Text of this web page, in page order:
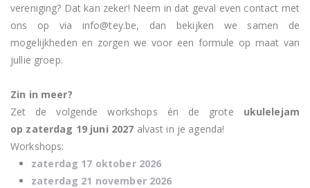
vereniging? Dat kan zeker! Neem in dat geval even contact met
ons op via info@tey.be, dan bekijken we samen de
mogelijkheden en zorgen we voor een formule op maat van
jullie groep.
Zin in meer?
Zet de volgende workshops én de grote ukulelejam
op zaterdag 19 juni 2027 alvast in je agenda!
Workshops:
zaterdag 17 oktober 2026
zaterdag 21 november 2026